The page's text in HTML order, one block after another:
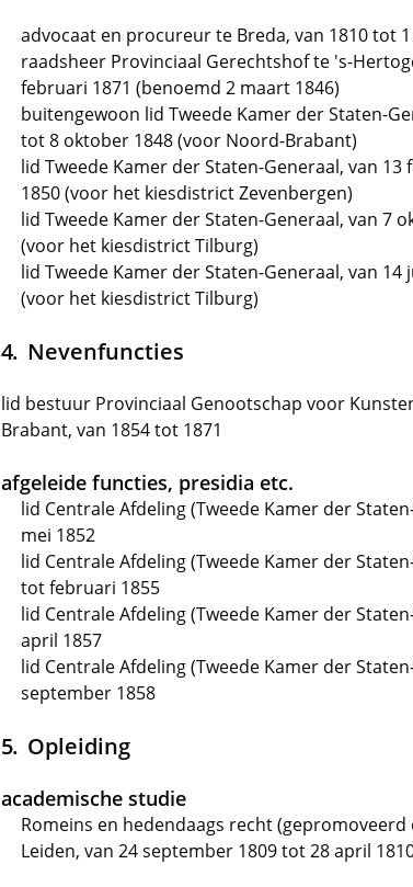
advocaat en procureur te Breda, van 1810 tot
raadsheer Provinciaal Gerechtshof te 's-
februari 1871 (benoemd 2 maart 1846)
buitengewoon lid Tweede Kamer der Staten-
tot 8 oktober 1848 (voor Noord-Brabant)
lid Tweede Kamer der Staten-Generaal, van
1850 (voor het kiesdistrict Zevenbergen)
lid Tweede Kamer der Staten-Generaal, van 7
(voor het kiesdistrict Tilburg)
lid Tweede Kamer der Staten-Generaal, van
(voor het kiesdistrict Tilburg)
Nevenfuncties
lid bestuur Provinciaal Genootschap voor
Brabant, van 1854 tot 1871
afgeleide functies, presidia etc.
lid Centrale Afdeling (Tweede Kamer der
mei 1852
lid Centrale Afdeling (Tweede Kamer der
tot februari 1855
lid Centrale Afdeling (Tweede Kamer der
april 1857
lid Centrale Afdeling (Tweede Kamer der
september 1858
Opleiding
academische studie
Romeins en hedendaags recht
Leiden, van 24 september 1809 tot 28 april